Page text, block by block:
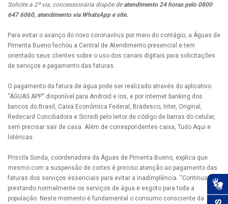
Solicite a 2ª via, concessionária dispõe deatendimento 24 horas pelo 0800
647 6060, atendimento via WhatsApp e site.
Para evitar o avanço do novo coronavírus por meio do contágio, a Águas de
Pimenta Bueno fechou a Central de Atendimento presencial e tem
orientado seus clientes sobre o uso dos canais digitais para solicitações
de serviços e pagamento das faturas.
O pagamento da fatura de água pode ser realizado através do aplicativo
“ÁGUAS APP” disponível para Android e Ios, e por internet banking dos
bancos do Brasil, Caixa Econômica Federal, Bradesco, Inter, Original,
Redecard Conciliadora e Sicredi pelo leitor de código de barras do celular,
sem precisar sair de casa. Além de correspondentes caixa, Tudo Aqui e
lotéricas.
Priscila Sonda, coordenadora da Águas de Pimenta Bueno, explica que
mesmo com a suspensão de cortes é preciso atenção ao pagamento das
faturas dos serviços essenciais para evitar a inadimplência. “Continuamos
prestando normalmente os serviços de água e esgoto para toda a
população. Neste momento é fundamental o consumo consciente da